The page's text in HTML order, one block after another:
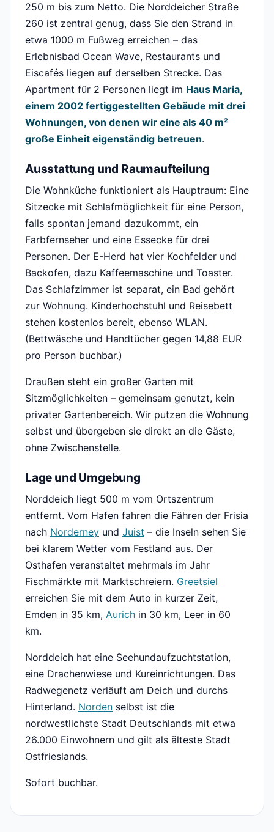
250 m bis zum Netto. Die Norddeicher Straße
260 ist zentral genug, dass Sie den Strand in
etwa 1000 m Fußweg erreichen – das
Erlebnisbad Ocean Wave, Restaurants und
Eiscafés liegen auf derselben Strecke. Das
Apartment für 2 Personen liegt im Haus Maria,
einem 2002 fertiggestellten Gebäude mit drei
Wohnungen, von denen wir eine als 40 m²
große Einheit eigenständig betreuen.
Ausstattung und Raumaufteilung
Die Wohnküche funktioniert als Hauptraum: Eine
Sitzecke mit Schlafmöglichkeit für eine Person,
falls spontan jemand dazukommt, ein
Farbfernseher und eine Essecke für drei
Personen. Der E-Herd hat vier Kochfelder und
Backofen, dazu Kaffeemaschine und Toaster.
Das Schlafzimmer ist separat, ein Bad gehört
zur Wohnung. Kinderhochstuhl und Reisebett
stehen kostenlos bereit, ebenso WLAN.
(Bettwäsche und Handtücher gegen 14,88 EUR
pro Person buchbar.)
Draußen steht ein großer Garten mit
Sitzmöglichkeiten – gemeinsam genutzt, kein
privater Gartenbereich. Wir putzen die Wohnung
selbst und übergeben sie direkt an die Gäste,
ohne Zwischenstelle.
Lage und Umgebung
Norddeich liegt 500 m vom Ortszentrum
entfernt. Vom Hafen fahren die Fähren der Frisia
nach Norderney und Juist – die Inseln sehen Sie
bei klarem Wetter vom Festland aus. Der
Osthafen veranstaltet mehrmals im Jahr
Fischmärkte mit Marktschreiern. Greetsiel
erreichen Sie mit dem Auto in kurzer Zeit,
Emden in 35 km, Aurich in 30 km, Leer in 60
km.
Norddeich hat eine Seehundaufzuchtstation,
eine Drachenwiese und Kureinrichtungen. Das
Radwegenetz verläuft am Deich und durchs
Hinterland. Norden selbst ist die
nordwestlichste Stadt Deutschlands mit etwa
26.000 Einwohnern und gilt als älteste Stadt
Ostfrieslands.
Sofort buchbar.